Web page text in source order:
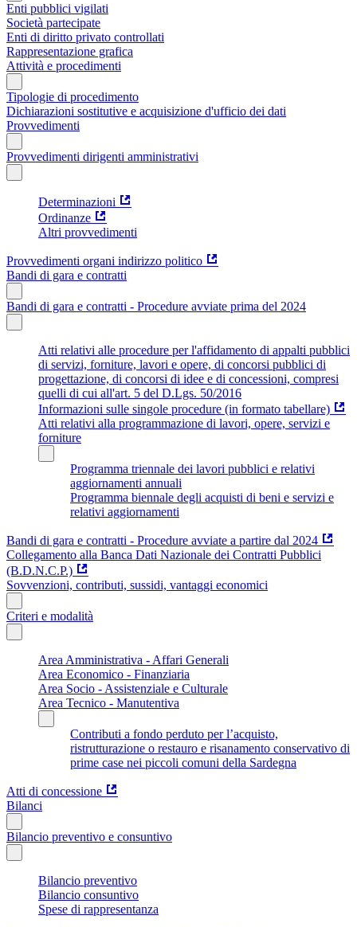
Enti pubblici vigilati
Società partecipate
Enti di diritto privato controllati
Rappresentazione grafica
Attività e procedimenti
Tipologie di procedimento
Dichiarazioni sostitutive e acquisizione d'ufficio dei dati
Provvedimenti
Provvedimenti dirigenti amministrativi
Determinazioni
Ordinanze
Altri provvedimenti
Provvedimenti organi indirizzo politico
Bandi di gara e contratti
Bandi di gara e contratti - Procedure avviate prima del 2024
Atti relativi alle procedure per l'affidamento di appalti pubblici
di servizi, forniture, lavori e opere, di concorsi pubblici di
progettazione, di concorsi di idee e di concessioni, compresi
quelli di cui all'art. 5 del D.Lgs. 50/2016
Informazioni sulle singole procedure (in formato tabellare)
Atti relativi alla programmazione di lavori, opere, servizi e
forniture
Programma triennale dei lavori pubblici e relativi
aggiornamenti annuali
Programma biennale degli acquisti di beni e servizi e
relativi aggiornamenti
Bandi di gara e contratti - Procedure avviate a partire dal 2024
Collegamento alla Banca Dati Nazionale dei Contratti Pubblici
(B.D.N.C.P.)
Sovvenzioni, contributi, sussidi, vantaggi economici
Criteri e modalità
Area Amministrativa - Affari Generali
Area Economico - Finanziaria
Area Socio - Assistenziale e Culturale
Area Tecnico - Manutentiva
Contributi a fondo perduto per l’acquisto,
ristrutturazione o restauro e risanamento conservativo di
prime case nei piccoli comuni della Sardegna
Atti di concessione
Bilanci
Bilancio preventivo e consuntivo
Bilancio preventivo
Bilancio consuntivo
Spese di rappresentanza